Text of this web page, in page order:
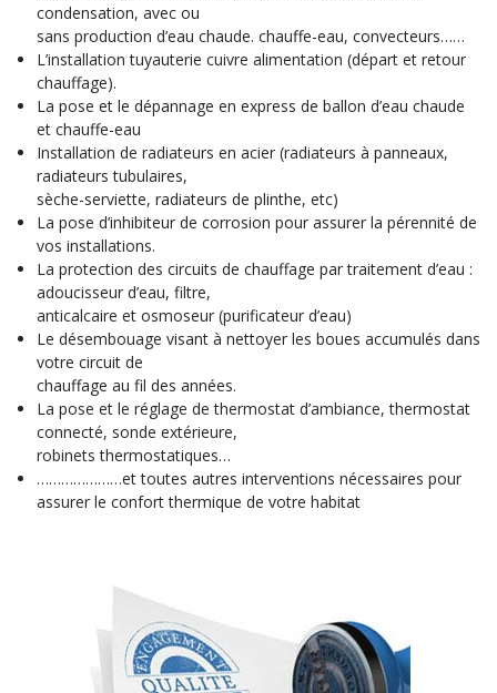
condensation, avec ou
sans production d’eau chaude. chauffe-eau, convecteurs……
L’installation tuyauterie cuivre alimentation (départ et retour
chauffage).
La pose et le dépannage en express de ballon d’eau chaude
et chauffe-eau
Installation de radiateurs en acier (radiateurs à panneaux,
radiateurs tubulaires,
sèche-serviette, radiateurs de plinthe, etc)
La pose d’inhibiteur de corrosion pour assurer la pérennité de
vos installations.
La protection des circuits de chauffage par traitement d’eau :
adoucisseur d’eau, filtre,
anticalcaire et osmoseur (purificateur d’eau)
Le désembouage visant à nettoyer les boues accumulés dans
votre circuit de
chauffage au fil des années.
La pose et le réglage de thermostat d’ambiance, thermostat
connecté, sonde extérieure,
robinets thermostatiques…
…………………et toutes autres interventions nécessaires pour
assurer le confort thermique de votre habitat